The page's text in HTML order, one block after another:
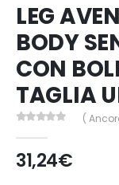
LEG
BODY
CON
TAGLIA
(
31,24€